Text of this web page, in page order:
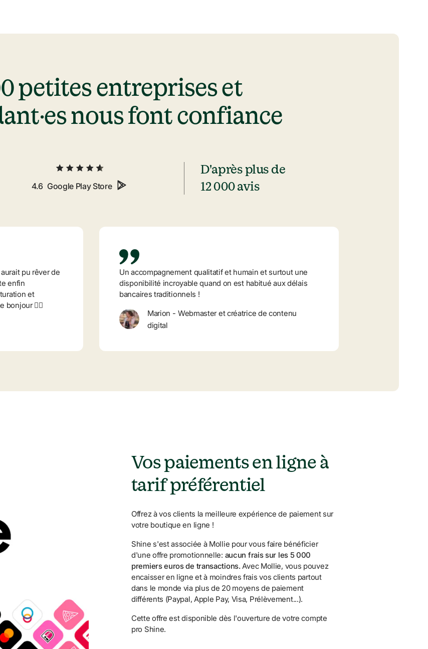
petites entreprises et
nous font confiance
4.6 Google Play Store
D'après plus de
12 000 avis
pu rêver de
enfin
et
👌🏼
Un accompagnement qualitatif et humain et surtout une
disponibilité incroyable quand on est habitué aux délais
bancaires traditionnels !
Marion - Webmaster et créatrice de contenu
digital
Vos paiements en ligne à
tarif préférentiel
Offrez à vos clients la meilleure expérience de paiement sur
votre boutique en ligne !
Shine s'est associée à Mollie pour vous faire bénéficier
d'une offre promotionnelle: aucun frais sur les 5 000
premiers euros de transactions. Avec Mollie, vous pouvez
encaisser en ligne et à moindres frais vos clients partout
dans le monde via plus de 20 moyens de paiement
différents (Paypal, Apple Pay, Visa, Prélèvement...).
Cette offre est disponible dès l'ouverture de votre compte
pro Shine.